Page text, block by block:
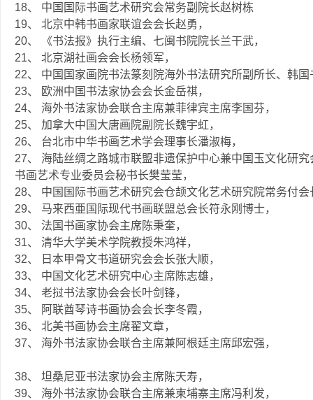
18、 中国国际书画艺术研究会常务副院长赵树栋
19、 北京中韩书画家联谊会会长赵勇，
20、 《书法报》执行主编、七闽书院院长兰干武，
21、 北京湖社画会会长杨领军，
22、 中国国家画院书法篆刻院海外书法研究所副所长、韩
23、 欧洲中国书法家协会会长金岳祺，
24、 海外书法家协会联合主席兼菲律宾主席李国芬，
25、 加拿大中国大唐画院副院长魏宇虹，
26、 台北市中华书画艺术学会理事长潘淑梅，
27、 海陆丝绸之路城市联盟非遗保护中心兼中国玉文化研究
书画艺术专业委员会秘书长樊莹莹，
28、 中国国际书画艺术研究会仓颉文化艺术研究院常务付
29、 马来西亜国际现代书画联盟总会长符永刚博士，
30、 法国书画家协会主席陈秉奎，
31、 清华大学美术学院教授朱鸿祥，
32、 日本甲骨文书道研究会会长张大顺，
33、 中国文化艺术研究中心主席陈志雄，
34、 老挝书法家协会会长叶剑锋，
35、 阿联酋琴诗书画协会会长李冬霞，
36、 北美书画协会主席翟文章，
37、 海外书法家协会联合主席兼阿根廷主席邱宏强，
38、 坦桑尼亚书法家协会主席陈天寿，
39、 海外书法家协会联合主席兼柬埔寨主席冯利发，